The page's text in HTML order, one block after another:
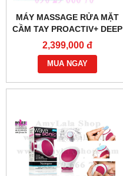
MÁY MASSAGE RỬA MẶT
CẦM TAY PROACTIV+ DEEP
CLEANSING BRUSH -
0933555070 - 0902966670 -
2,399,000 đ
MUA NGAY